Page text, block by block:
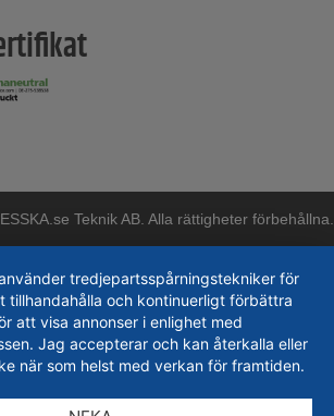
Teknik AB. Alla rättigheter förbehållna.
tredjepartsspårningstekniker för
tillhandahålla och kontinuerligt förbättra
att visa annonser i enlighet med
Jag accepterar och kan återkalla eller
när som helst med verkan för framtiden.